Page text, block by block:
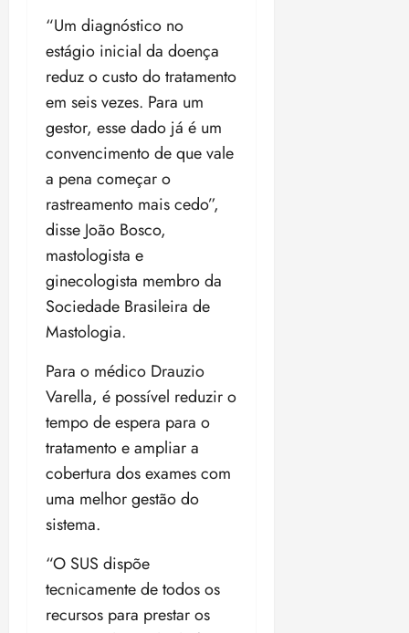
“Um diagnóstico no
estágio inicial da doença
reduz o custo do tratamento
em seis vezes. Para um
gestor, esse dado já é um
convencimento de que vale
a pena começar o
rastreamento mais cedo”,
disse João Bosco,
mastologista e
ginecologista membro da
Sociedade Brasileira de
Mastologia.
Para o médico Drauzio
Varella, é possível reduzir o
tempo de espera para o
tratamento e ampliar a
cobertura dos exames com
uma melhor gestão do
sistema.
“O SUS dispõe
tecnicamente de todos os
recursos para prestar os